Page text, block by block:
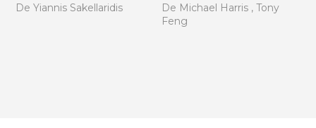
De Yiannis Sakellaridis
De Michael Harris , Tony
Feng